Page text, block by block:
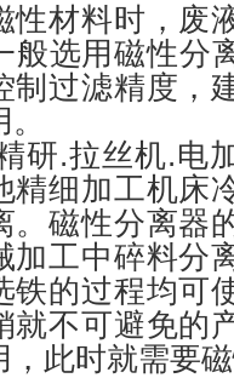
性材料时，废
般选用磁性分
制过滤精度，
使用
研.拉丝机.电
精细加工机床
。磁性分离器
加工中碎料分
铁的过程均可
就不可避免的
，此时就需要